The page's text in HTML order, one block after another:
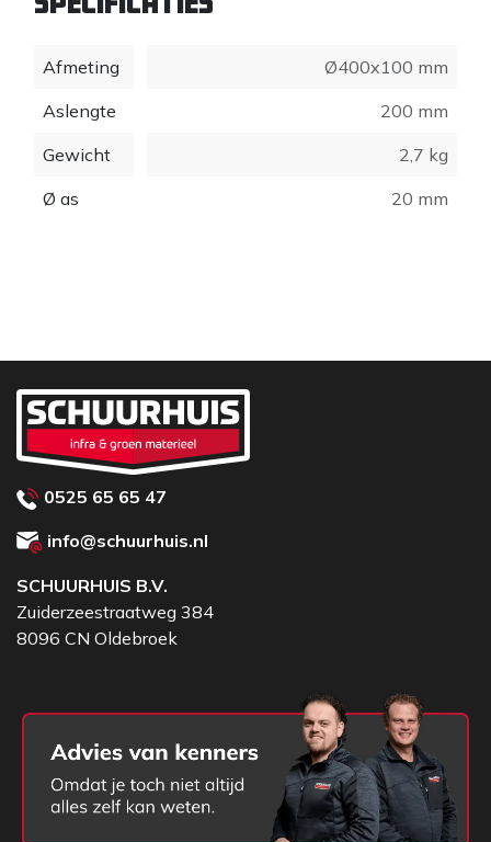
Afmeting
Ø400x100 mm
Aslengte
200 mm
Gewicht
2,7 kg
Ø as
20 mm
0525 65 65 47
info@schuurhuis.nl
SCHUURHUIS B.V.
Zuiderzeestraatweg 384
8096 CN Oldebroek